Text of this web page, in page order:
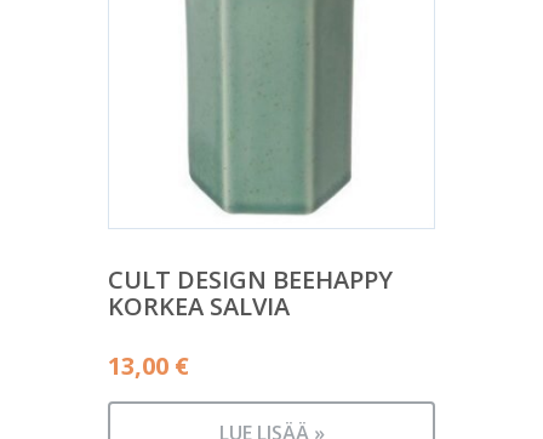
CULT DESIGN BEEHAPPY
KORKEA SALVIA
13,00 €
LUE LISÄÄ »